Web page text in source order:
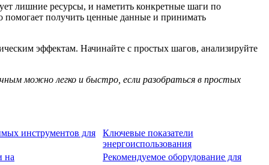
лишние ресурсы, и наметить конкретные шаги по
получить ценные данные и принимать
эффектам. Начинайте с простых шагов, анализируйте
можно легко и быстро, если разобраться в простых
инструментов для
Ключевые показатели
энергоиспользования
на
Рекомендуемое оборудование для